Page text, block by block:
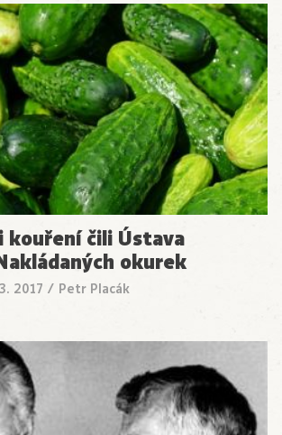
kouření čili Ústava
okurek
2017 / Petr Placák